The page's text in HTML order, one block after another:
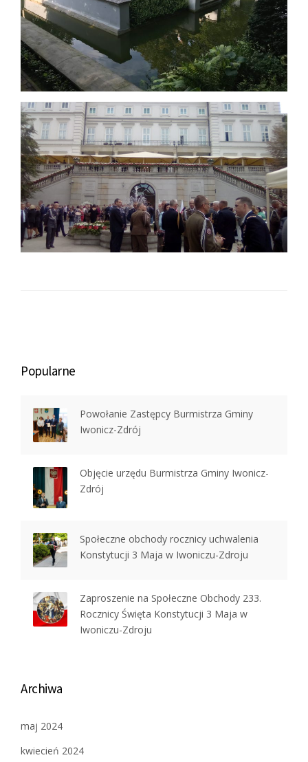
Popularne
Powołanie Zastępcy Burmistrza Gminy
Iwonicz-Zdrój
Objęcie urzędu Burmistrza Gminy Iwonicz-
Zdrój
Społeczne obchody rocznicy uchwalenia
Konstytucji 3 Maja w Iwoniczu-Zdroju
Zaproszenie na Społeczne Obchody 233.
Rocznicy Święta Konstytucji 3 Maja w
Iwoniczu-Zdroju
Archiwa
maj 2024
kwiecień 2024